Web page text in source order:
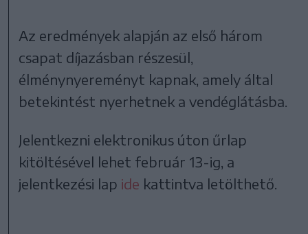
Az eredmények alapján az első három
csapat díjazásban részesül,
élménynyereményt kapnak, amely által
betekintést nyerhetnek a vendéglátásba.
Jelentkezni elektronikus úton űrlap
kitöltésével lehet február 13-ig, a
jelentkezési lap ide kattintva letölthető.